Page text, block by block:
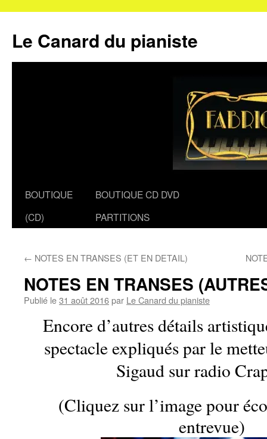
Le Canard du pianiste
Aller
BOUTIQUE
(CD)
BOUTIQUE CD DVD
PARTITIONS
← NOTES EN TRANSES (ET EN DETAIL)
NOTES EN TRANSES
Publié le31 août 2016par Le Canard du pianiste
Encore d’autres détails
spectacle expliqués par le
Sigaud sur radio
(Cliquez sur l’image pour
entrevue)